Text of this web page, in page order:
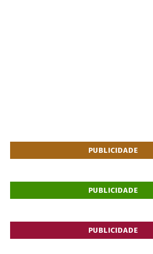
PUBLICIDADE
PUBLICIDADE
PUBLICIDADE